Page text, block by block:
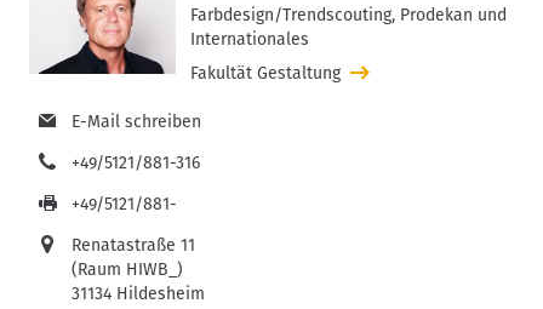
Farbdesign/Trendscouting, Prodekan und
Internationales
Fakultät Gestaltung
E-Mail schreiben
+49/5121/881-316
+49/5121/881-
Renatastraße 11
(Raum HIWB_)
31134 Hildesheim